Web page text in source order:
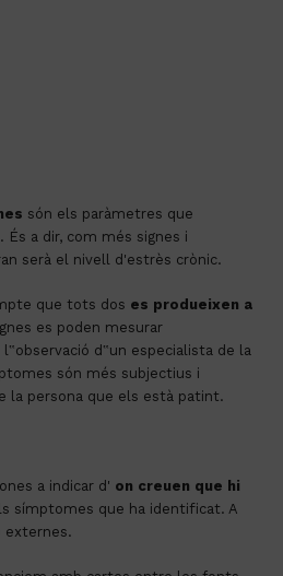
són els paràmetres que
a dir, com més signes i
serà el nivell d'estrès crònic.
que tots dos es produeixen a
es poden mesurar
d‟un especialista de la
són més subjectius i
la persona que els està patint.
a indicar d' on creuen que hi
símptomes que ha identificat. A
externes.